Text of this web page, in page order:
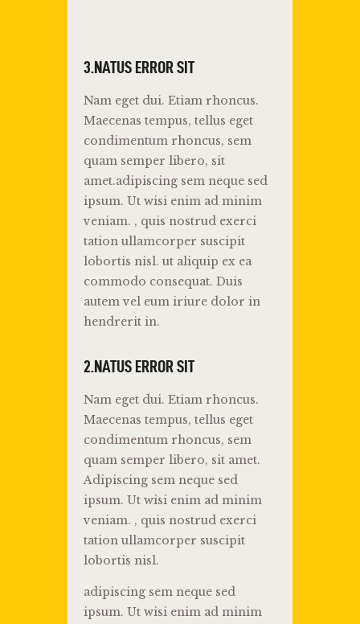
3.NATUS ERROR SIT
Nam eget dui. Etiam rhoncus.
Maecenas tempus, tellus eget
condimentum rhoncus, sem
quam semper libero, sit
amet.adipiscing sem neque sed
ipsum. Ut wisi enim ad minim
veniam. , quis nostrud exerci
tation ullamcorper suscipit
lobortis nisl. ut aliquip ex ea
commodo consequat. Duis
autem vel eum iriure dolor in
hendrerit in.
2.NATUS ERROR SIT
Nam eget dui. Etiam rhoncus.
Maecenas tempus, tellus eget
condimentum rhoncus, sem
quam semper libero, sit amet.
Adipiscing sem neque sed
ipsum. Ut wisi enim ad minim
veniam. , quis nostrud exerci
tation ullamcorper suscipit
lobortis nisl.
adipiscing sem neque sed
ipsum. Ut wisi enim ad minim